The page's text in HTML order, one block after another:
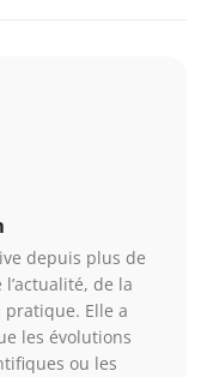
depuis plus de
de la
Elle a
les évolutions
ou les